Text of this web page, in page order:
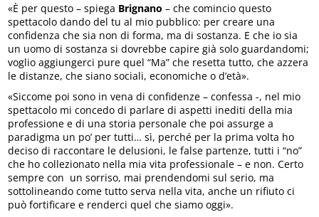
«È per questo – spiega Brignano – che comincio questo
spettacolo dando del tu al mio pubblico: per creare una
confidenza che sia non di forma, ma di sostanza. E che io sia
un uomo di sostanza si dovrebbe capire già solo guardandomi;
voglio aggiungerci pure quel “Ma” che resetta tutto, che azzera
le distanze, che siano sociali, economiche o d’età».
«Siccome poi sono in vena di confidenze – confessa -, nel mio
spettacolo mi concedo di parlare di aspetti inediti della mia
professione e di una storia personale che poi assurge a
paradigma un po’ per tutti… sì, perché per la prima volta ho
deciso di raccontare le delusioni, le false partenze, tutti i “no”
che ho collezionato nella mia vita professionale – e non. Certo
sempre con un sorriso, mai prendendomi sul serio, ma
sottolineando come tutto serva nella vita, anche un rifiuto ci
può fortificare e renderci quel che siamo oggi».